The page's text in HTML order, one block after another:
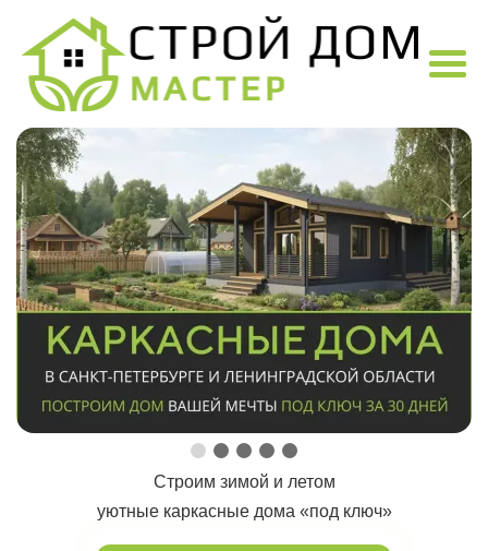
Строим зимой и летом
уютные каркасные дома «под ключ»